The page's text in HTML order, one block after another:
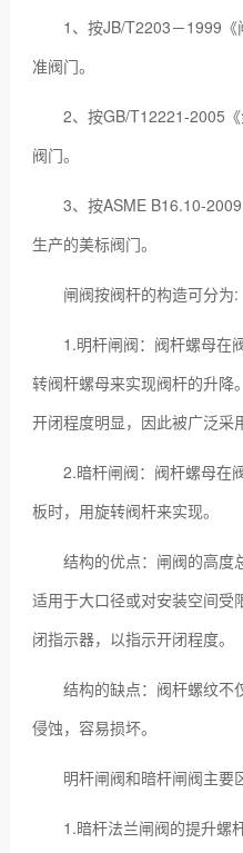
1、按JB/T2203－1999
准阀门。
2、按GB/T12221-2005
阀门。
3、按ASME B16.10-
生产的美标阀门。
闸阀按阀杆的构造可分为:
1.明杆闸阀：阀杆螺母在
转阀杆螺母来实现阀杆的升降
开闭程度明显，因此被广泛采
2.暗杆闸阀：阀杆螺母在
板时，用旋转阀杆来实现。
结构的优点：闸阀的高度
适用于大口径或对安装空间受
闭指示器，以指示开闭程度。
结构的缺点：阀杆螺纹不
侵蚀，容易损坏。
明杆闸阀和暗杆闸阀主要
1.暗杆法兰闸阀的提升螺